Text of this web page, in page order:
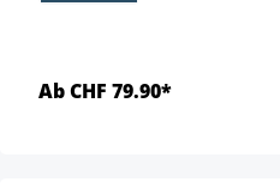
Ab CHF 79.90*